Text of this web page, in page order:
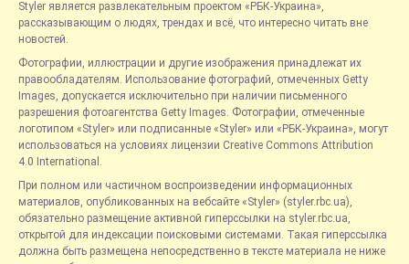
Styler является развлекательным проектом «РБК-Украина»,
рассказывающим о людях, трендах и всё, что интересно читать вне
новостей.
Фотографии, иллюстрации и другие изображения принадлежат их
правообладателям. Использование фотографий, отмеченных Getty
Images, допускается исключительно при наличии письменного
разрешения фотоагентства Getty Images. Фотографии, отмеченные
логотипом «Styler» или подписанные «Styler» или «РБК-Украина», могут
использоваться на условиях лицензии Creative Commons Attribution
4.0 International.
При полном или частичном воспроизведении информационных
материалов, опубликованных на вебсайте «Styler» (styler.rbc.ua),
обязательно размещение активной гиперссылки на styler.rbc.ua,
открытой для индексации поисковыми системами. Такая гиперссылка
должна быть размещена непосредственно в тексте материала не ниже